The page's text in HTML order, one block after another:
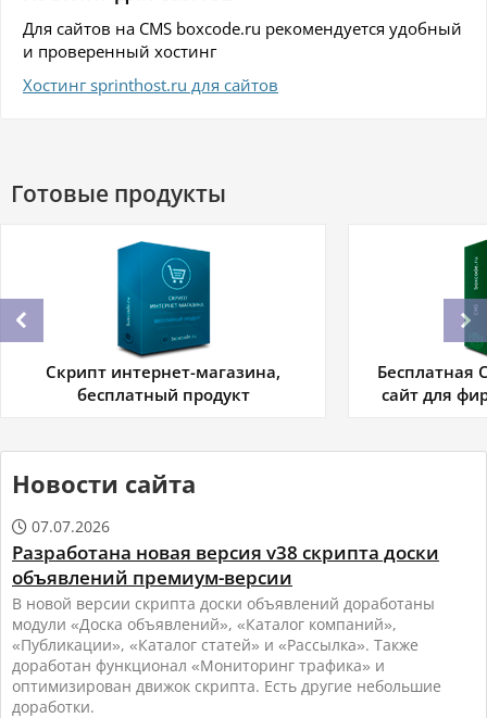
Для сайтов на CMS boxcode.ru рекомендуется удобный
и проверенный хостинг
Хостинг sprinthost.ru для сайтов
Готовые продукты
Скрипт интернет-магазина,
бесплатный продукт
Бесплатная
сайт для
Новости сайта
 07.07.2026
Разработана новая версия v38 скрипта доски
объявлений премиум-версии
В новой версии скрипта доски объявлений доработаны
модули «Доска объявлений», «Каталог компаний»,
«Публикации», «Каталог статей» и «Рассылка». Также
доработан функционал «Мониторинг трафика» и
оптимизирован движок скрипта. Есть другие небольшие
доработки.